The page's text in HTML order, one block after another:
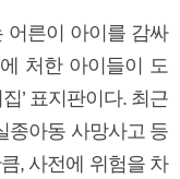
어른이 아이를 감싸
처한 아이들이 도
’ 표지판이다. 최근
종아동 사망사고 등
, 사전에 위험을 차